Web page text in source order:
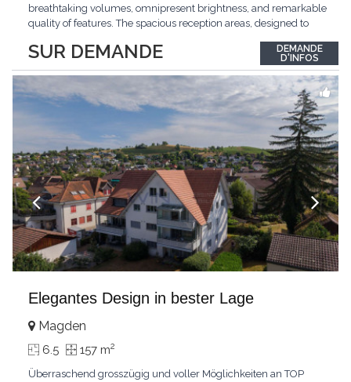
SUR DEMANDE
breathtaking volumes, omnipresent brightness, and remarkable
quality of features. The spacious reception areas, designed to
outdoor spaces bathed in greenery. The bedrooms also have
direct access to the outdoors, offering...
DEMANDE
D'INFOS
Elegantes Design in bester Lage
Magden
6.5 157 m2
Überraschend grosszügig und voller Möglichkeiten an TOP